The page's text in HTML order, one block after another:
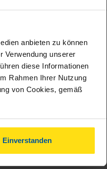
anbieten zu können
Verwendung unserer
diese Informationen
Rahmen Ihrer Nutzung
von Cookies, gemäß
Einverstanden